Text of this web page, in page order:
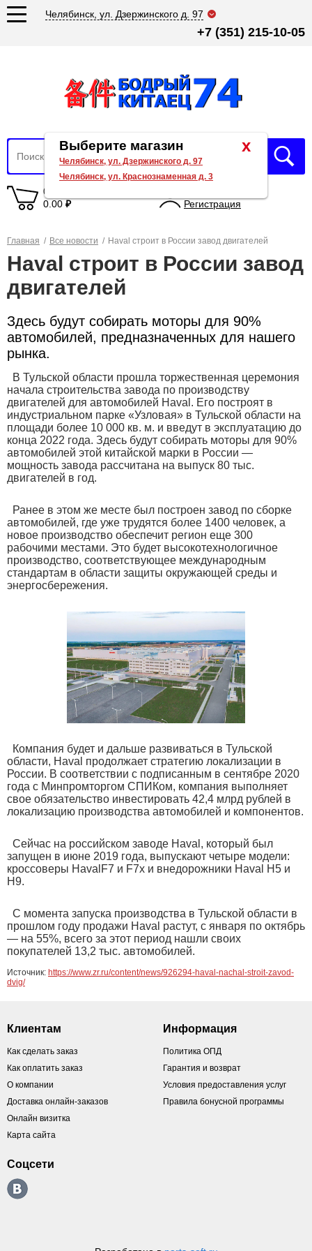
Челябинск, ул. Дзержинского д. 97
+7 (351) 215-10-05
0 товаров
0.00 ₽
Регистрация
Главная / Все новости / Haval строит в России завод двигателей
Haval строит в России завод
двигателей
Здесь будут собирать моторы для 90%
автомобилей, предназначенных для нашего
рынка.
В Тульской области прошла торжественная церемония
начала строительства завода по производству
двигателей для автомобилей Haval. Его построят в
индустриальном парке «Узловая» в Тульской области на
площади более 10 000 кв. м. и введут в эксплуатацию до
конца 2022 года. Здесь будут собирать моторы для 90%
автомобилей этой китайской марки в России —
мощность завода рассчитана на выпуск 80 тыс.
двигателей в год.
Ранее в этом же месте был построен завод по сборке
автомобилей, где уже трудятся более 1400 человек, а
новое производство обеспечит регион еще 300
рабочими местами. Это будет высокотехнологичное
производство, соответствующее международным
стандартам в области защиты окружающей среды и
энергосбережения.
Компания будет и дальше развиваться в Тульской
области, Haval продолжает стратегию локализации в
России. В соответствии с подписанным в сентябре 2020
года с Минпромторгом СПИКом, компания выполняет
свое обязательство инвестировать 42,4 млрд рублей в
локализацию производства автомобилей и компонентов.
Сейчас на российском заводе Haval, который был
запущен в июне 2019 года, выпускают четыре модели:
кроссоверы HavalF7 и F7x и внедорожники Haval H5 и
H9.
С момента запуска производства в Тульской области в
прошлом году продажи Haval растут, с января по октябрь
— на 55%, всего за этот период нашли своих
покупателей 13,2 тыс. автомобилей.
Источник: https://www.zr.ru/content/news/926294-haval-nachal-stroit-zavod-
dvig/
Клиентам
Как сделать заказ
Как оплатить заказ
О компании
Доставка онлайн-заказов
Онлайн визитка
Карта сайта
Информация
Политика ОПД
Гарантия и возврат
Условия предоставления услуг
Правила бонусной программы
Соцсети
x
Выберите магазин
Челябинск, ул. Дзержинского д. 97
Челябинск, ул. Краснознаменная д. 3